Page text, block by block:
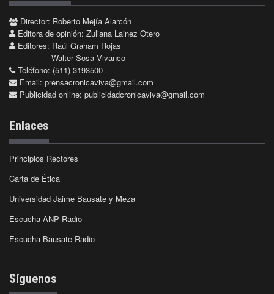
Director: Roberto Mejía Alarcón
Editora de opinión: Zuliana Lainez Otero
Editores: Raúl Graham Rojas
Walter Sosa Vivanco
Teléfono: (511) 3193500
Email: prensacronicaviva@gmail.com
Publicidad online: publicidadcronicaviva@gmail.com
Enlaces
Principios Rectores
Carta de Ética
Universidad Jaime Bausate y Meza
Escucha ANP Radio
Escucha Bausate Radio
Síguenos